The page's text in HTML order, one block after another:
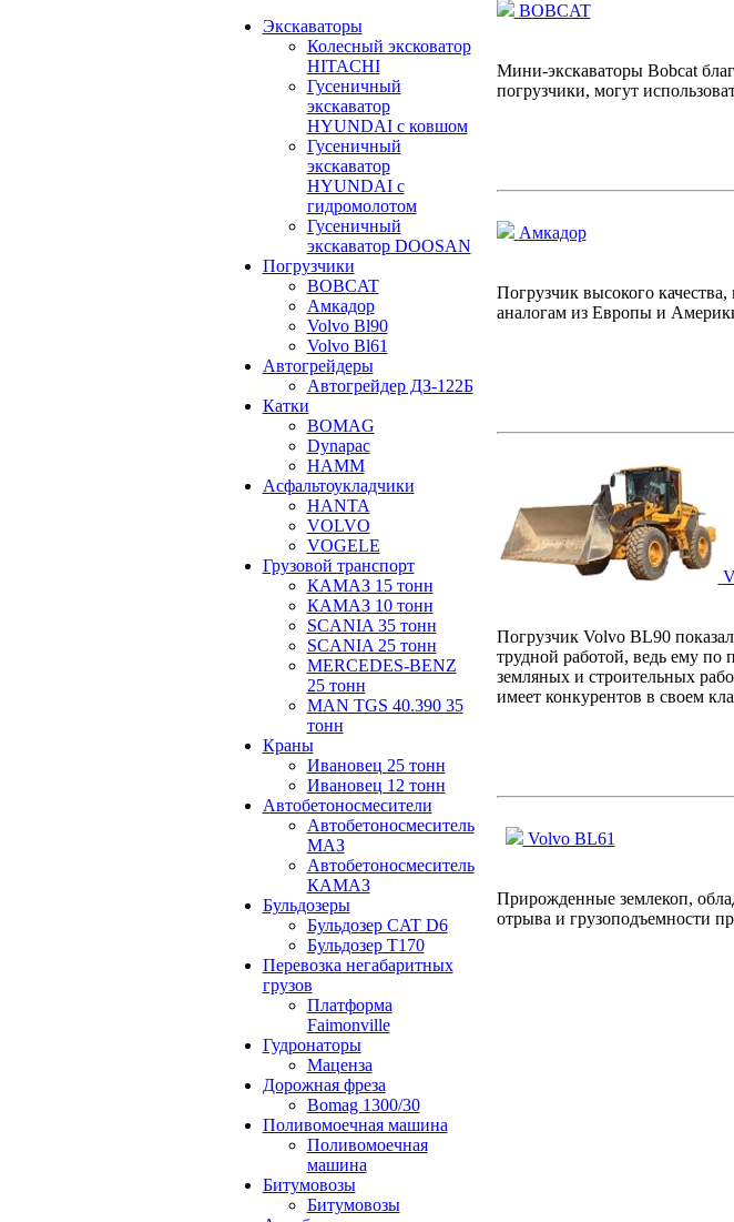
Экскаваторы
Колесный эксковатор
HITACHI
Гусеничный
экскаватор
HYUNDAI с ковшом
Гусеничный
экскаватор
HYUNDAI с
гидромолотом
Гусеничный
экскаватор DOOSAN
Погрузчики
BOBCAT
Амкадор
Volvo Bl90
Volvo Bl61
Автогрейдеры
Автогрейдер ДЗ-122Б
Катки
BOMAG
Dynapac
HAMM
Асфальтоукладчики
HANTA
VOLVO
VOGELE
Грузовой транспорт
КАМАЗ 15 тонн
КАМАЗ 10 тонн
SCANIA 35 тонн
SCANIA 25 тонн
MERCEDES-BENZ
25 тонн
MAN TGS 40.390 35
тонн
Краны
Ивановец 25 тонн
Ивановец 12 тонн
Автобетоносмесители
Автобетоносмеситель
МАЗ
Автобетоносмеситель
КАМАЗ
Бульдозеры
Бульдозер CAT D6
Бульдозер T170
Перевозка негабаритных
грузов
Платформа
Faimonville
Гудронаторы
Маценза
Дорожная фреза
Bomag 1300/30
Поливомоечная машина
Поливомоечная
машина
Битумовозы
Битумовозы
BOBCAT
Мини-экскаваторы Bobcat
погрузчики, могут
Амкадор
Погрузчик высокого
аналогам из Европы и
Погрузчик Volvo BL90
трудной работой, ведь ему по
земляных и строительных
имеет конкурентов в своем
Volvo BL61
Прирожденные землекоп,
отрыва и грузоподъемности